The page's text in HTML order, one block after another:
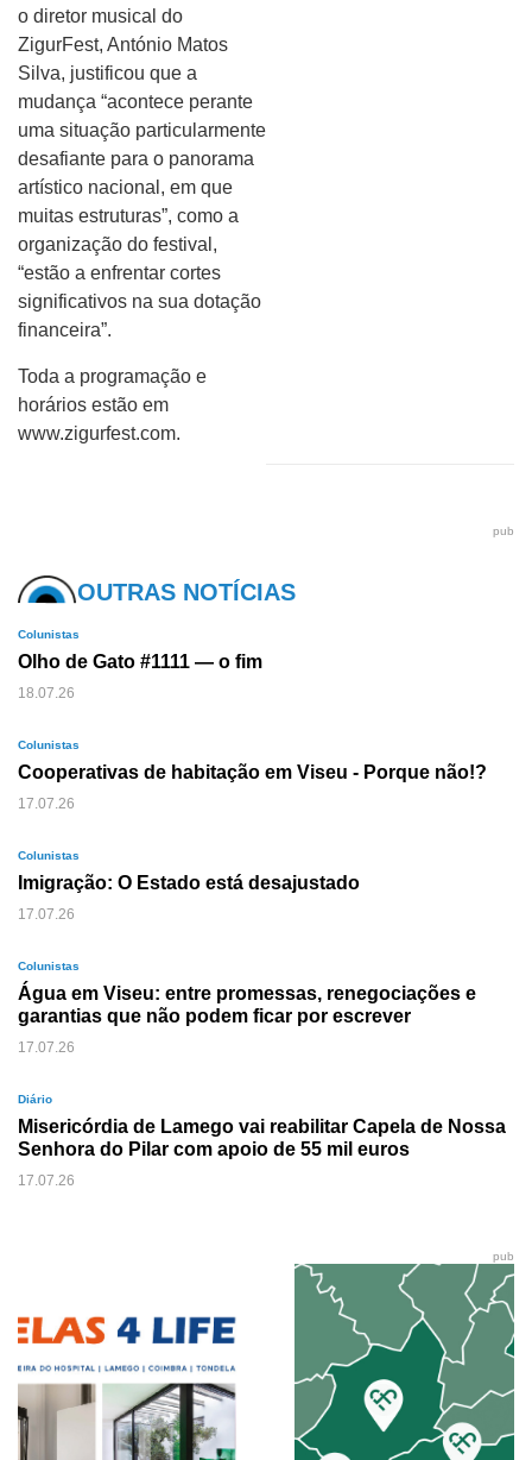
o diretor musical do
ZigurFest, António Matos
Silva, justificou que a
mudança “acontece perante
uma situação particularmente
desafiante para o panorama
artístico nacional, em que
muitas estruturas”, como a
organização do festival,
“estão a enfrentar cortes
significativos na sua dotação
financeira”.
Toda a programação e
horários estão em
www.zigurfest.com.
pub
OUTRAS NOTÍCIAS
Colunistas
Olho de Gato #1111 — o fim
18.07.26
Colunistas
Cooperativas de habitação em Viseu - Porque não!?
17.07.26
Colunistas
Imigração: O Estado está desajustado
17.07.26
Colunistas
Água em Viseu: entre promessas, renegociações e
garantias que não podem ficar por escrever
17.07.26
Diário
Misericórdia de Lamego vai reabilitar Capela de Nossa
Senhora do Pilar com apoio de 55 mil euros
17.07.26
pub